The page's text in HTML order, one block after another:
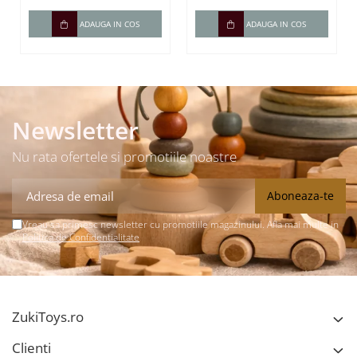
ADAUGA IN COS ADAUGA IN COS
Newsletter
Nu rata ofertele si promotiile noastre
Vreau sa primesc newsletter cu promotiile magazinului. Afla mai multe in
Politica de Confidentialitate
ZukiToys.ro
Clienti